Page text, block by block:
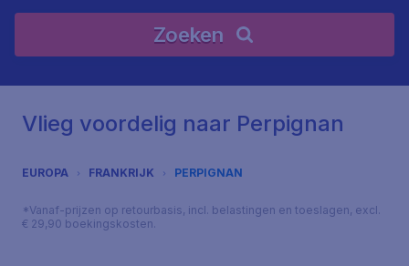
Zoeken
Vlieg voordelig naar Perpignan
EUROPA FRANKRIJK PERPIGNAN
*Vanaf-prijzen op retourbasis, incl. belastingen en toeslagen, excl.
€ 29,90 boekingskosten.